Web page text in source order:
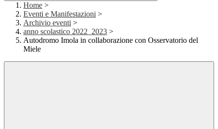
Home >
Eventi e Manifestazioni >
Archivio eventi >
anno scolastico 2022_2023 >
Autodromo Imola in collaborazione con Osservatorio del
Miele